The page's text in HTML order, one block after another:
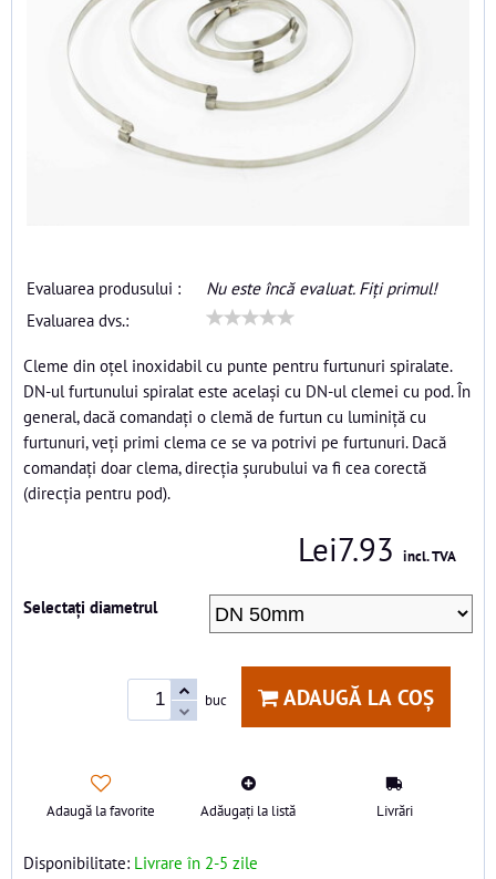
Evaluarea produsului :
Nu este încă evaluat. Fiți primul!
Evaluarea dvs.:
Cleme din oțel inoxidabil cu punte pentru furtunuri spiralate.
DN-ul furtunului spiralat este același cu DN-ul clemei cu pod. În
general, dacă comandați o clemă de furtun cu luminiță cu
furtunuri, veți primi clema ce se va potrivi pe furtunuri. Dacă
comandați doar clema, direcția șurubului va fi cea corectă
(direcția pentru pod).
Lei7.93 incl. TVA
Selectați diametrul
buc ADAUGĂ LA COȘ
Adaugă la favorite Adăugați la listă Livrări
Disponibilitate: Livrare în 2-5 zile